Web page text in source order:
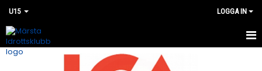
U15 LOGGA IN
HEM